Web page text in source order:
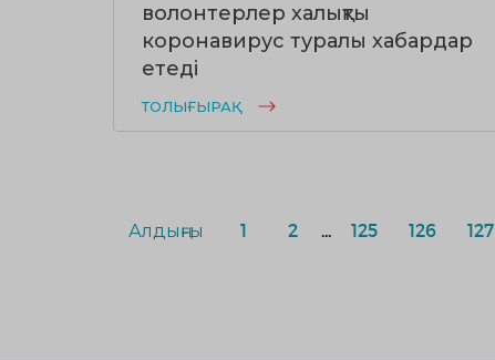
волонтерлер халықты
коронавирус туралы хабардар
етеді
ТОЛЫҒЫРАҚ
Алдыңғы 1 2 125 126 127